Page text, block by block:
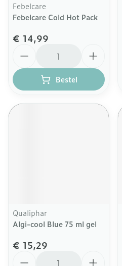
Febelcare
Febelcare Cold Hot Pack
€ 14,99
Bestel
Qualiphar
Algi-cool Blue 75 ml gel
€ 15,29